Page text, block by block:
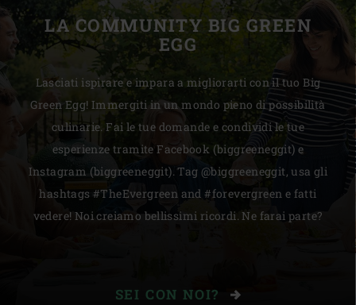
LA COMMUNITY BIG GREEN
EGG
Lasciati ispirare e impara a migliorarti con il tuo Big
Green Egg! Immergiti in un mondo pieno di possibilità
culinarie. Fai le tue domande e condividi le tue
esperienze tramite Facebook (biggreeneggit) e
Instagram (biggreeneggit). Tag @biggreeneggit, usa gli
hashtags #TheEvergreen and #forevergreen e fatti
vedere! Noi creiamo bellissimi ricordi. Ne farai parte?
SEI CON NOI?